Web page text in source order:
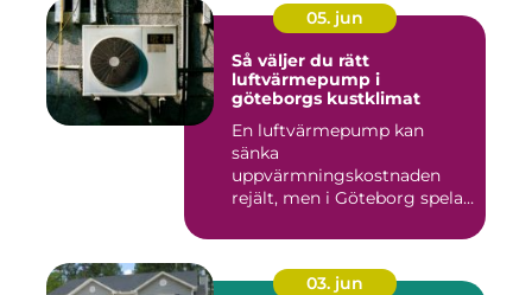
05. jun
Så väljer du rätt
luftvärmepump i
göteborgs kustklimat
En luftvärmepump kan
sänka
uppvärmningskostnaden
rejält, men i Göteborg spelar
03. jun